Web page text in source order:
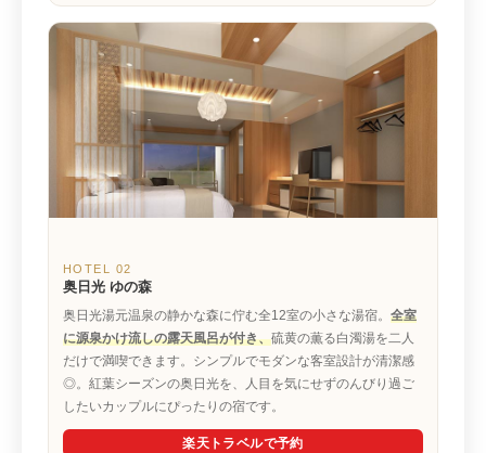
HOTEL 02
奥日光 ゆの森
奥日光湯元温泉の静かな森に佇む全12室の小さな湯宿。 全室
に源泉かけ流しの露天風呂が付き、硫黄の薫る白濁湯を二人
だけで満喫できます。シンプルでモダンな客室設計が清潔感
◎。紅葉シーズンの奥日光を、人目を気にせずのんびり過ご
したいカップルにぴったりの宿です。
楽天トラベルで予約